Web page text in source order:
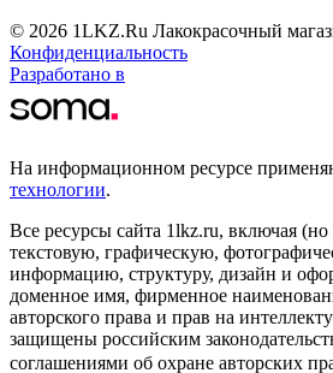
© 2026 1LKZ.Ru Лакокрасочный
Конфиденциальность
Разработано в
На информационном ресурсе
технологии.
Все ресурсы сайта 1lkz.ru, включая (но
текстовую, графическую,
информацию, структуру, дизайн и
доменное имя, фирменное
авторского права и прав на
защищены российским
соглашениями об охране авторских